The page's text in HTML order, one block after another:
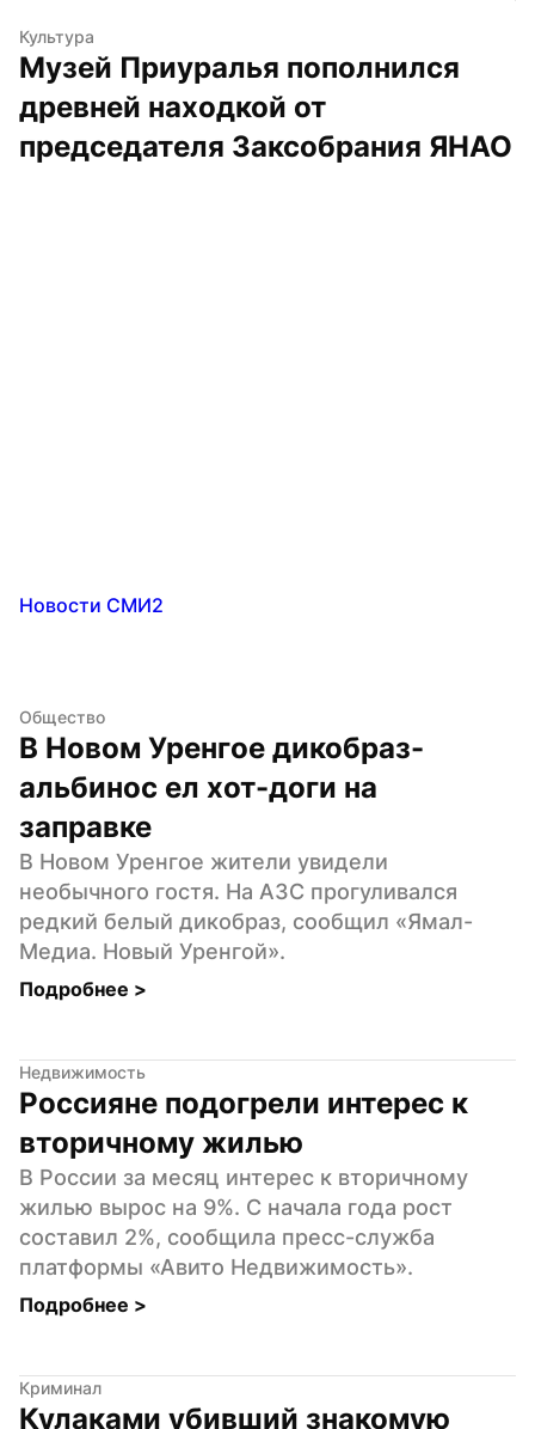
Культура
Музей Приуралья пополнился
древней находкой от
председателя Заксобрания ЯНАО
Новости СМИ2
Общество
В Новом Уренгое дикобраз-
альбинос ел хот-доги на
заправке
В Новом Уренгое жители увидели
необычного гостя. На АЗС прогуливался
редкий белый дикобраз, сообщил «Ямал-
Медиа. Новый Уренгой».
Подробнее >
Недвижимость
Россияне подогрели интерес к
вторичному жилью
В России за месяц интерес к вторичному
жилью вырос на 9%. С начала года рост
составил 2%, сообщила пресс-служба
платформы «Авито Недвижимость».
Подробнее >
Криминал
Кулаками убивший знакомую